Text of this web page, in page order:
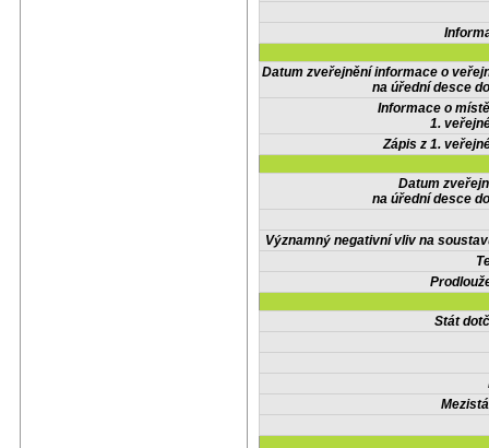
Datum zveřejnění informace o
na úřední desce
Informace o
1.
Zápis z 1.
Datum
na úřední desce
Významný negativní vliv na
Stát